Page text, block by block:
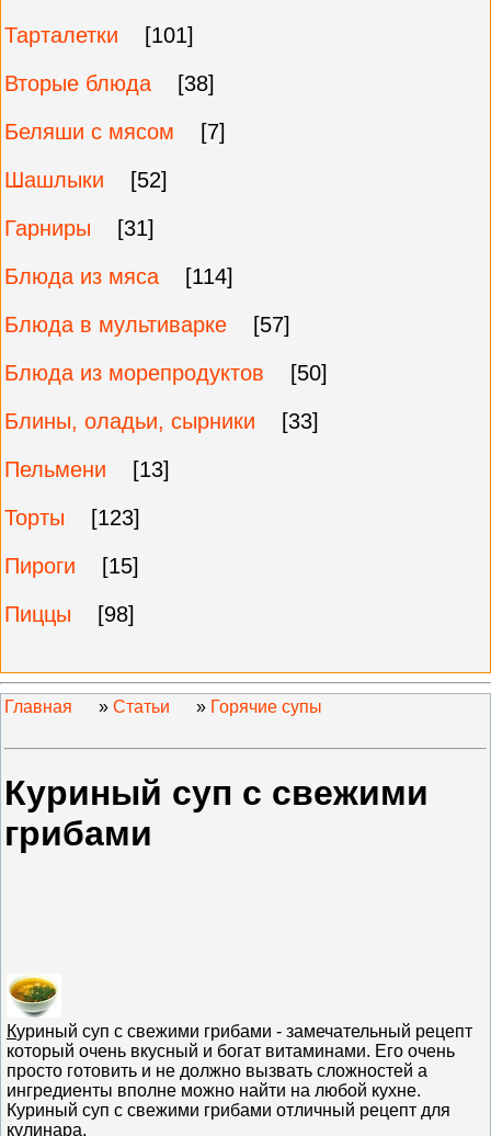
Тарталетки
[101]
Вторые блюда
[38]
Беляши с мясом
[7]
Шашлыки
[52]
Гарниры
[31]
Блюда из мяса
[114]
Блюда в мультиварке
[57]
Блюда из морепродуктов
[50]
Блины, оладьи, сырники
[33]
Пельмени
[13]
Торты
[123]
Пироги
[15]
Пиццы
[98]
Главная » Статьи » Горячие супы
Куриный суп с свежими
грибами
Куриный суп с свежими грибами - замечательный рецепт
который очень вкусный и богат витаминами. Его очень
просто готовить и не должно вызвать сложностей а
ингредиенты вполне можно найти на любой кухне.
Куриный суп с свежими грибами отличный рецепт для
кулинара.